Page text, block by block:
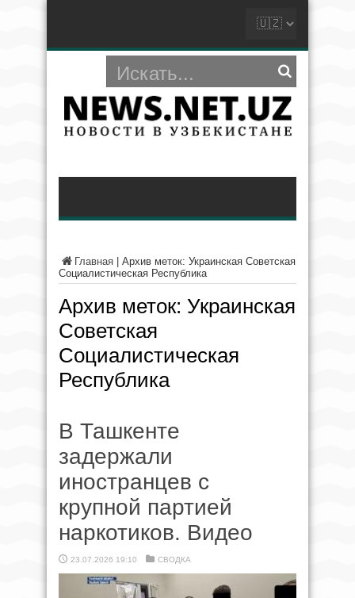
Главная
Архив меток: Украинская Советская
Социалистическая Республика
Архив меток: Украинская
Советская
Социалистическая
Республика
В Ташкенте
задержали
иностранцев с
крупной партией
наркотиков. Видео
23.07.2026 19:10 СВОДКА